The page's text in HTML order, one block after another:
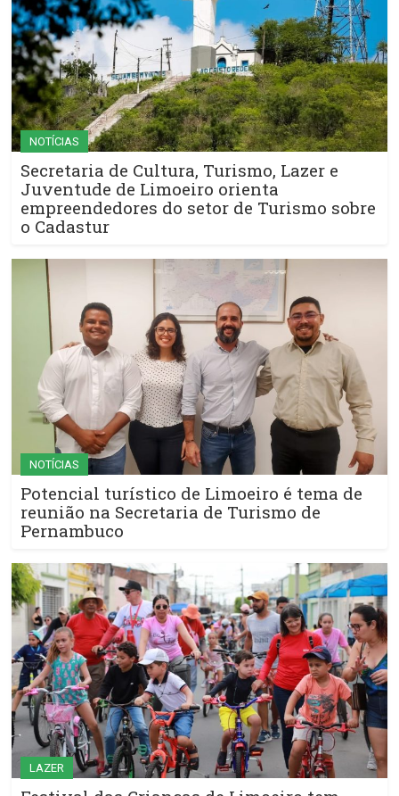
NOTÍCIAS
Secretaria de Cultura, Turismo, Lazer e
Juventude de Limoeiro orienta
empreendedores do setor de Turismo sobre
o Cadastur
NOTÍCIAS
Potencial turístico de Limoeiro é tema de
reunião na Secretaria de Turismo de
Pernambuco
LAZER